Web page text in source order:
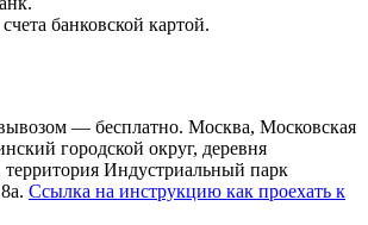
банковской картой.
— бесплатно. Москва, Московская
городской округ, деревня
территория Индустриальный парк
Ссылка на инструкцию как проехать к